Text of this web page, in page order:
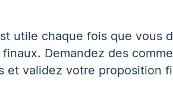
utile chaque fois que vous
Demandez des
et validez votre proposition